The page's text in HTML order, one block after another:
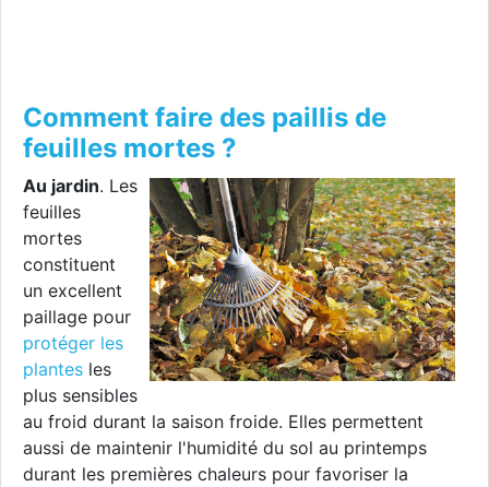
Comment faire des paillis de
feuilles mortes ?
Au jardin. Les
feuilles
mortes
constituent
un excellent
paillage pour
protéger les
plantes les
plus sensibles
au froid durant la saison froide. Elles permettent
aussi de maintenir l'humidité du sol au printemps
durant les premières chaleurs pour favoriser la